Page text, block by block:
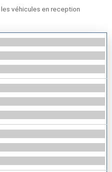
véhicules en reception